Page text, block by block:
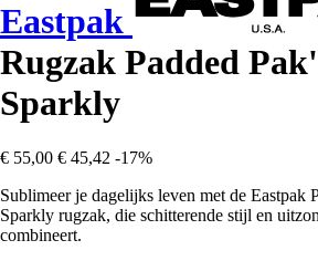
Eastpak
Rugzak Padded
Sparkly
€ 55,00 € 45,42 -17%
Sublimeer je dagelijks leven met de Eastpak
Sparkly rugzak, die schitterende stijl en
combineert.